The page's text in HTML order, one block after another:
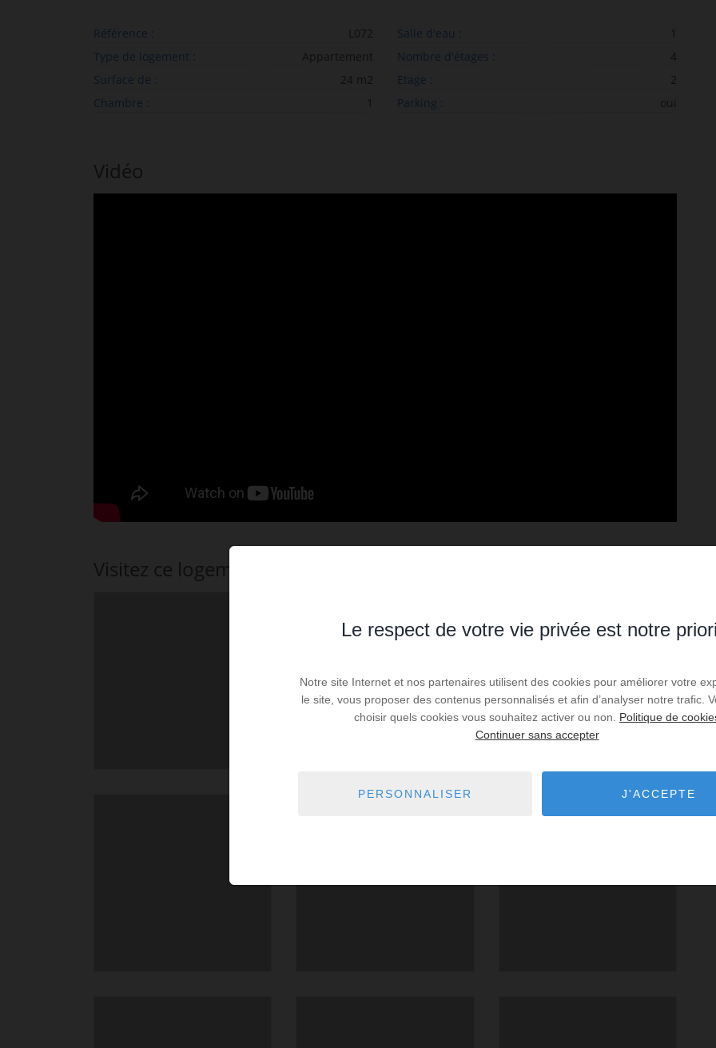
Référence :
L072
Type de logement :
Appartement
Surface de :
24 m2
Chambre :
Salle d'eau :
Nombre d'étages :
4
Etage :
2
Parking :
oui
Vidéo
Visitez ce logement
Le respect de votre vie privée est notre
Notre site Internet et nos partenaires utilisent des cookies pour améliorer votre
le site, vous proposer des contenus personnalisés et afin d’analyser notre trafic.
choisir quels cookies vous souhaitez activer ou non. Politique de
Continuer sans accepter
PERSONNALISER J'ACCEPTE